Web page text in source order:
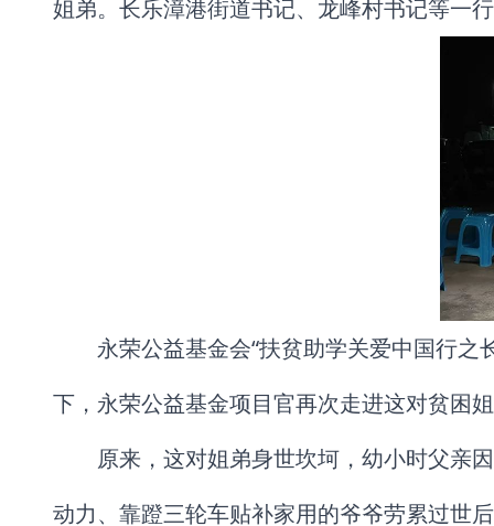
姐弟。长乐漳港街道书记、龙峰村书记等一
永荣公益基金会“扶贫助学关爱中国行
下，永荣公益基金项目官再次走进这对贫困
原来，这对姐弟身世坎坷，幼小时父亲
动力、靠蹬三轮车贴补家用的爷爷劳累过世